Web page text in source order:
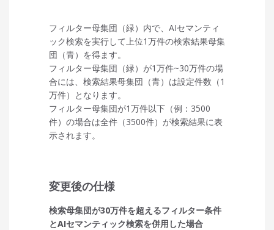
フィルター母集団（緑）内で、AIセマンティ
ック検索を実行して上位1万件の検索結果母集
団（青）を得ます。
フィルター母集団（緑）が1万件~30万件の場
合には、検索結果母集団（青）は設定件数（1
万件）となります。
フィルター母集団が1万件以下（例：3500
件）の場合は全件（3500件）が検索結果に表
示されます。
変更後の仕様
検索母集団が30万件を超えるフィルター条件
とAIセマンティック検索を併用した場合